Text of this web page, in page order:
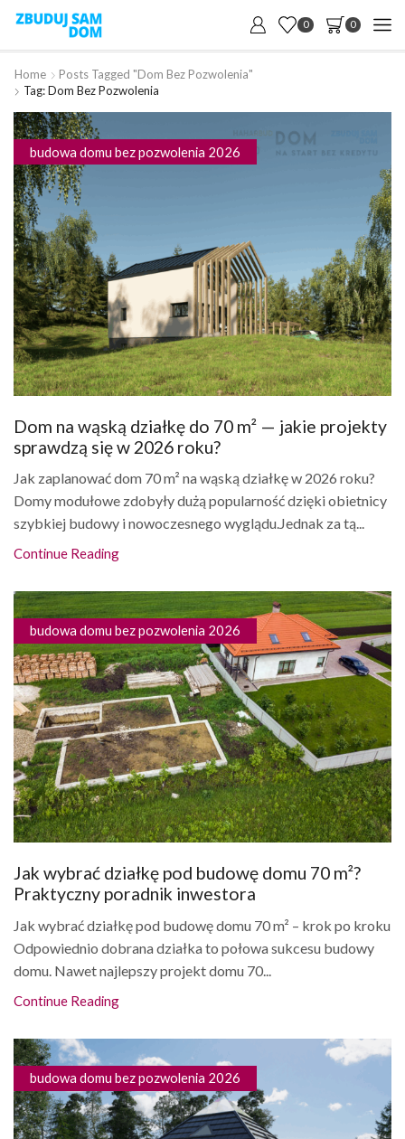
0 0
Home
Posts Tagged "dom Bez Pozwolenia"
Tag: Dom Bez Pozwolenia
budowa domu bez pozwolenia 2026
Dom na wąską działkę do 70 m² — jakie projekty
sprawdzą się w 2026 roku?
Jak zaplanować dom 70 m² na wąską działkę w 2026 roku?
Domy modułowe zdobyły dużą popularność dzięki obietnicy
szybkiej budowy i nowoczesnego wyglądu.Jednak za tą...
Continue Reading
budowa domu bez pozwolenia 2026
Jak wybrać działkę pod budowę domu 70 m²?
Praktyczny poradnik inwestora
Jak wybrać działkę pod budowę domu 70 m² – krok po kroku
Odpowiednio dobrana działka to połowa sukcesu budowy
domu. Nawet najlepszy projekt domu 70...
Continue Reading
budowa domu bez pozwolenia 2026